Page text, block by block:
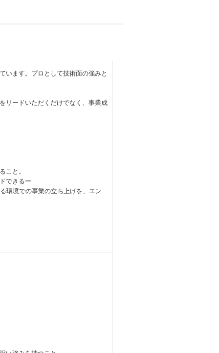
います。プロとして技術面の強みと
リードいただくだけでなく、事業成
こと。
できるー
環境での事業の立ち上げを、エン